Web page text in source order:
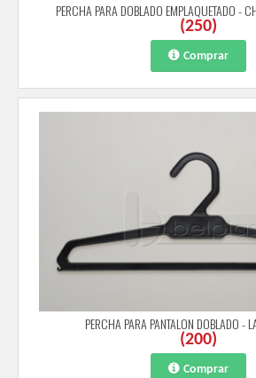
PERCHA PARA DOBLADO EMPLAQUETADO -
(250)
Comprar
PERCHA PARA PANTALON DOBLADO -
(200)
Comprar